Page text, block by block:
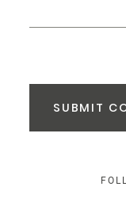
SUBMIT